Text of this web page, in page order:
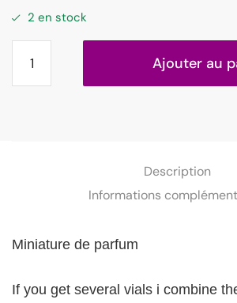
2 en stock
Ajouter au
Description
Informations
Miniature de parfum
If you get several vials i combine